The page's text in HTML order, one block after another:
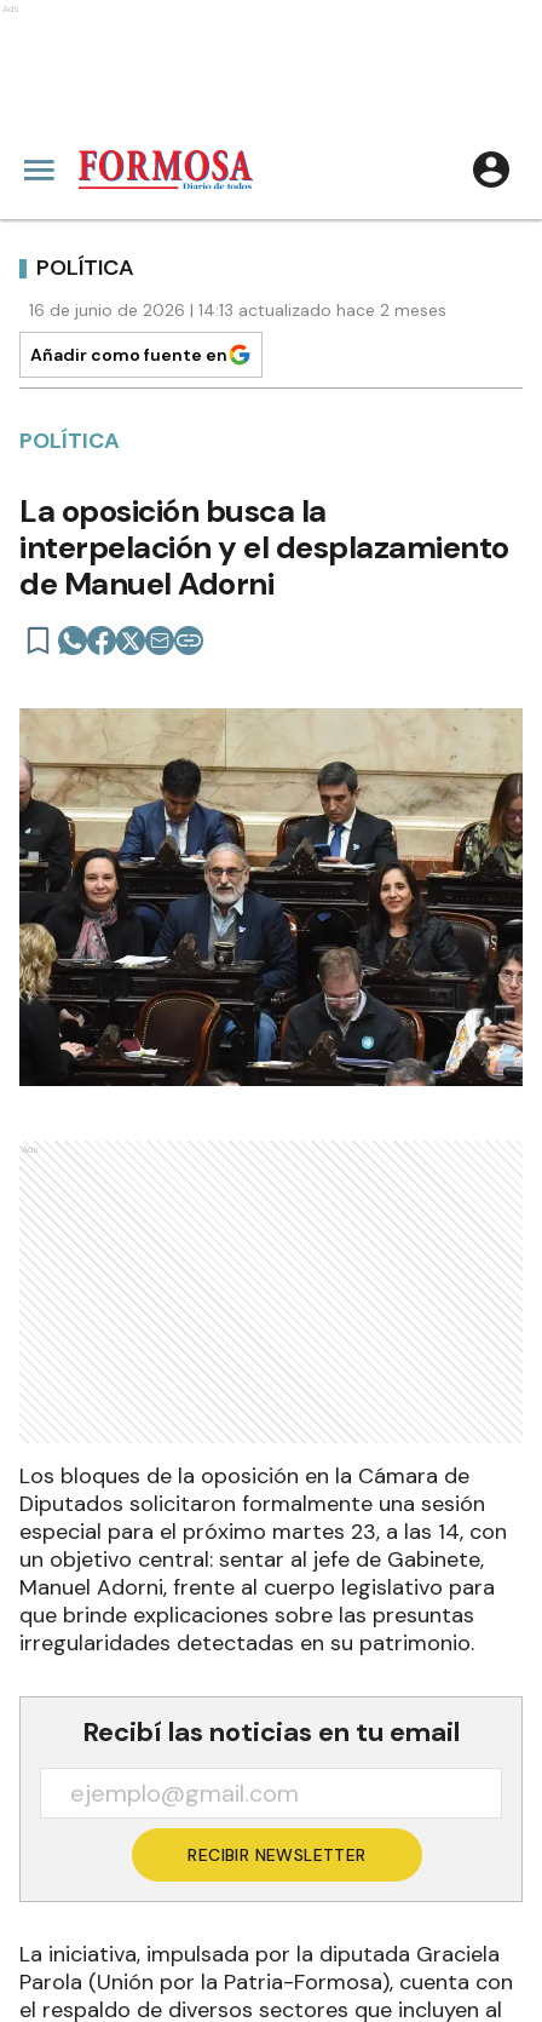
Ads
POLÍTICA
16 de junio de 2026 | 14:13 actualizado hace 2 meses
Añadir como fuente en
POLÍTICA
La oposición busca la
interpelación y el desplazamiento
de Manuel Adorni
Ads
Los bloques de la oposición en la Cámara de
Diputados solicitaron formalmente una sesión
especial para el próximo martes 23, a las 14, con
un objetivo central: sentar al jefe de Gabinete,
Manuel Adorni, frente al cuerpo legislativo para
que brinde explicaciones sobre las presuntas
irregularidades detectadas en su patrimonio.
Recibí las noticias en tu email
RECIBIR NEWSLETTER
La iniciativa, impulsada por la diputada Graciela
Parola (Unión por la Patria-Formosa), cuenta con
el respaldo de diversos sectores que incluyen al